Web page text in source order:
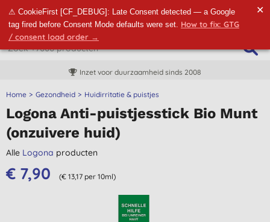
⚠ CookieFirst [CF_DEBUG]: Late Consent detected — a Google
tag fired before Consent Mode defaults were set. How to fix: GTG
/ consent load order →
✕
Inzet voor duurzaamheid sinds 2008
Home Gezondheid Huidirritatie & puistjes
Logona Anti-puistjesstick Bio Munt
(onzuivere huid)
Alle Logona producten
€ 7,90 (€ 13,17 per 10ml)